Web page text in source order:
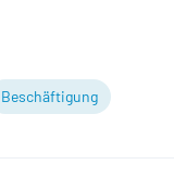
Beschäftigung